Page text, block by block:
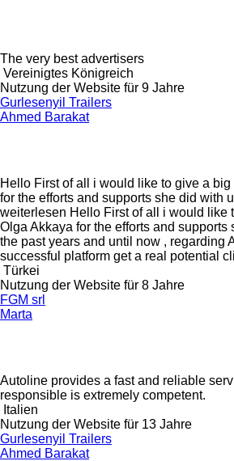
The very best advertisers
Vereinigtes Königreich
Nutzung der Website für 9 Jahre
Gurlesenyil Trailers
Ahmed Barakat
Hello First of all i would like to give a big
for the efforts and supports she did with
weiterlesen Hello First of all i would like
Olga Akkaya for the efforts and supports
the past years and until now , regarding
successful platform get a real potential
Türkei
Nutzung der Website für 8 Jahre
FGM srl
Marta
Autoline provides a fast and reliable
responsible is extremely competent.
Italien
Nutzung der Website für 13 Jahre
Gurlesenyil Trailers
Ahmed Barakat